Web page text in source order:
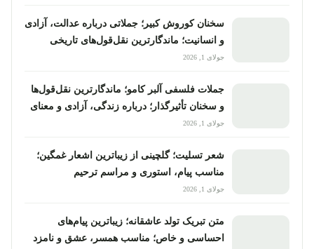
سخنان کوروش کبیر؛ جملاتی درباره عدالت، آزادی
و انسانیت؛ ماندگارترین نقل‌قول‌های تاریخی
جولای 1, 2026
جملات فلسفی آلبر کامو؛ ماندگارترین نقل‌قول‌ها
و سخنان تأثیرگذار؛ درباره زندگی، آزادی و معنای
انسان
جولای 1, 2026
شعر تسلیت؛ گلچینی از زیباترین اشعار غمگین؛
مناسب پیام، استوری و مراسم ترحیم
جولای 1, 2026
متن تبریک تولد عاشقانه؛ زیباترین پیام‌های
احساسی و خاص؛ مناسب همسر، عشق و نامزد